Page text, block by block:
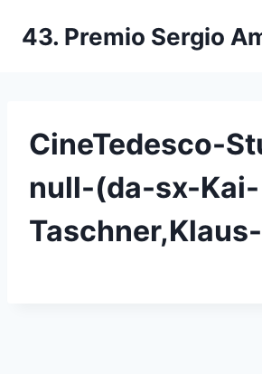
43. Premio Sergio
CineTedesco-
null-(da-sx-Kai-